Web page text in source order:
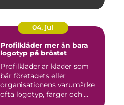
04. jul
Profilkläder mer än bara
logotyp på bröstet
Profilkläder är kläder som
bär företagets eller
organisationens varumärke
ofta logotyp, färger och ...